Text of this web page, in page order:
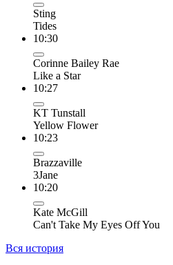
Sting
Tides
10:30
Corinne Bailey Rae
Like a Star
10:27
KT Tunstall
Yellow Flower
10:23
Brazzaville
3Jane
10:20
Kate McGill
Can't Take My Eyes Off You
Вся история